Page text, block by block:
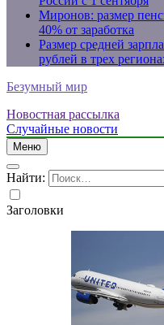
Миронов: размер
40% от заработка
Размер средней
рублей в трех
Безумный мир
Новостная рассылка
Случайные новости
Меню
Найти:
Заголовки